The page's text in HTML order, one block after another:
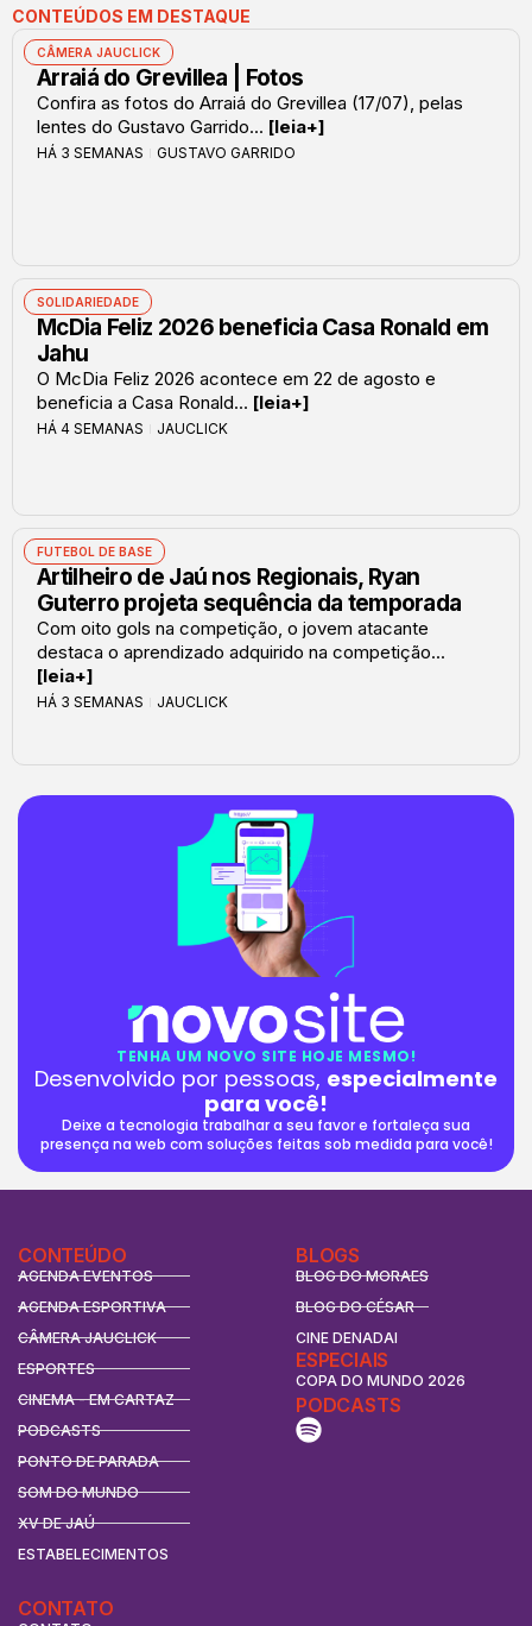
CONTEÚDOS EM DESTAQUE
CÂMERA JAUCLICK
Arraiá do Grevillea | Fotos
Confira as fotos do Arraiá do Grevillea (17/07), pelas
lentes do Gustavo Garrido... [leia+]
HÁ 3 SEMANAS GUSTAVO GARRIDO
SOLIDARIEDADE
McDia Feliz 2026 beneficia Casa Ronald em
Jahu
O McDia Feliz 2026 acontece em 22 de agosto e
beneficia a Casa Ronald... [leia+]
HÁ 4 SEMANAS JAUCLICK
FUTEBOL DE BASE
Artilheiro de Jaú nos Regionais, Ryan
Guterro projeta sequência da temporada
Com oito gols na competição, o jovem atacante
destaca o aprendizado adquirido na competição...
[leia+]
HÁ 3 SEMANAS JAUCLICK
TENHA UM NOVO SITE HOJE MESMO!
Desenvolvido por pessoas, especialmente
para você!
Deixe a tecnologia trabalhar a seu favor e fortaleça sua
presença na web com soluções feitas sob medida para você!
CONTEÚDO
AGENDA EVENTOS
AGENDA ESPORTIVA
CÂMERA JAUCLICK
ESPORTES
CINEMA - EM CARTAZ
PODCASTS
PONTO DE PARADA
SOM DO MUNDO
XV DE JAÚ
ESTABELECIMENTOS
BLOGS
BLOG DO MORAES
BLOG DO CÉSAR
CINE DENADAI
ESPECIAIS
COPA DO MUNDO 2026
CONTATO
PODCASTS